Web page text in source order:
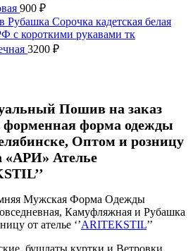
900 ₽
Сорочка кадетская белая
с короткими рукавами тк
3200 ₽
Пошив на заказ
форма одежды
Оптом и розницу
«АРИ» Ателье
Мужская Форма Одежды
Камуфляжная и Рубашка
от ателье ‘’ARITEKSTIL’’
бушлаты куртки и Ветровки,